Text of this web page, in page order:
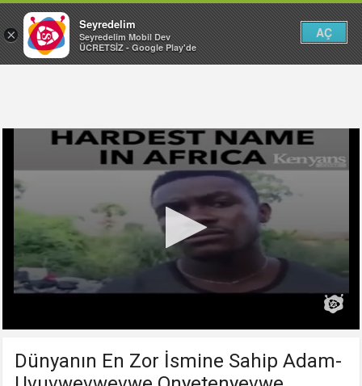
Dünyanın En Zor İsmine Sahip Adam-
×
Seyredelim
Seyredelim Mobil Dev
ÜCRETSİZ - Google Play'de
AÇ